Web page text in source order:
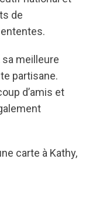
de
ententes.
meilleure
partisane.
d’amis et
carte à Kathy,